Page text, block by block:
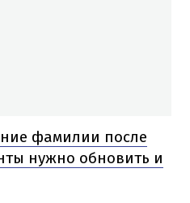
фамилии после
нужно обновить и